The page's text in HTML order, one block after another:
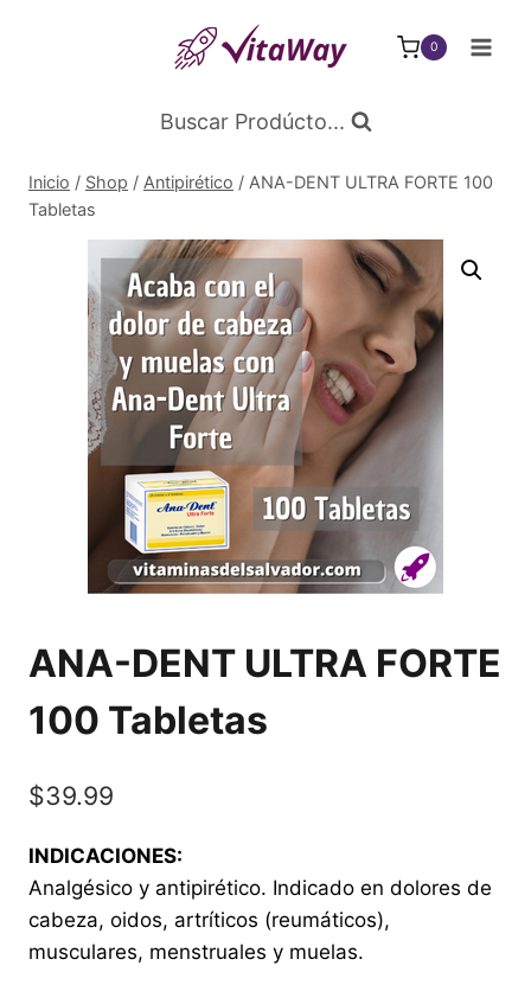
0
Buscar Prodúcto...
Inicio / Shop / Antipirético / ANA-DENT ULTRA FORTE 100
Tabletas
ANA-DENT ULTRA FORTE
100 Tabletas
$39.99
INDICACIONES:
Analgésico y antipirético. Indicado en dolores de
cabeza, oidos, artríticos (reumáticos),
musculares, menstruales y muelas.